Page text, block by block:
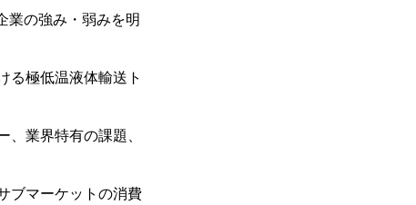
業の強み・弱みを明
る極低温液体輸送ト
業界特有の課題、
ブマーケットの消費